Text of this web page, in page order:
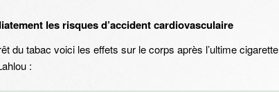
les risques d’accident cardiovasculaire
du tabac voici les effets sur le corps après l’ultime cigarette
: